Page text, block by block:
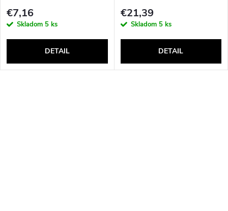
€7,16
Skladom 5 ks
DETAIL
€21,39
Skladom 5 ks
DETAIL